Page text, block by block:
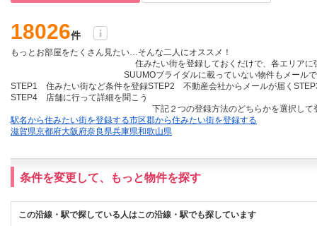
18026件
もっとお部屋をたくさん見たい…そんな二人にオススメ！
住みたい街を登録しておくだけで、各エリアに
SUUMOブライダルに載っていない物件も メール
STEP1 住みたい街など条件を登録STEP2 不動産会社からメールが届く
STEP4 店舗に行って詳細を聞こう
下記２つの登録方法のどちらかを選択して
駅名から住みたい街を登録する市区郡から住みたい街を登録する
滋賀県京都府大阪府奈良県兵庫県和歌山県
条件を変更して、もっと物件を探す
この沿線・駅で探している人はこの沿線・駅でも探しています